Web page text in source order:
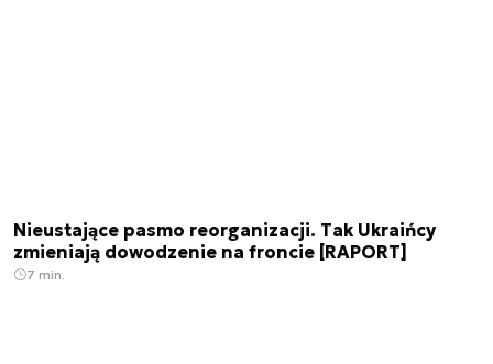
Nieustające pasmo reorganizacji. Tak Ukraińcy
zmieniają dowodzenie na froncie [RAPORT]
7 min.